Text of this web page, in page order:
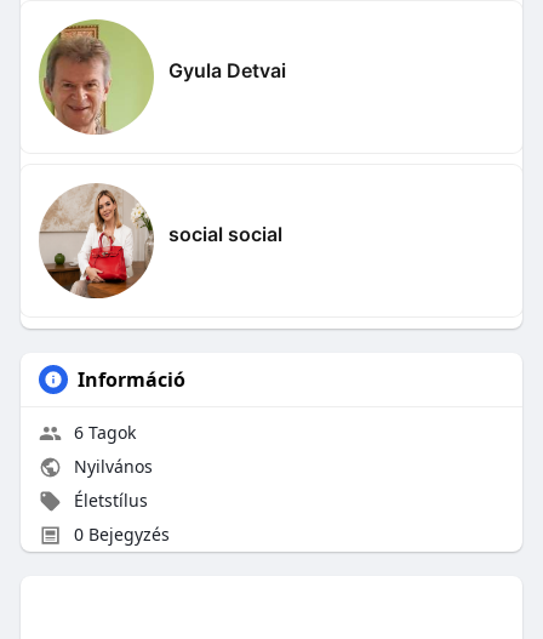
Gyula Detvai
social social
Információ
6 Tagok
Nyilvános
Életstílus
0 Bejegyzés